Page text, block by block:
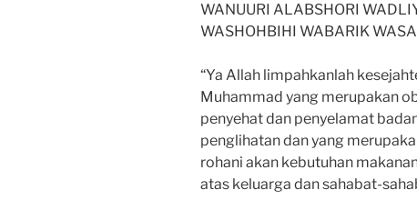
WANUURI ALABSHORI
WASHOHBIHI WABARIK
“Ya Allah limpahkanlah
Muhammad yang merupakan
penyehat dan penyelamat
penglihatan dan yang
rohani akan kebutuhan
atas keluarga dan sahabat-